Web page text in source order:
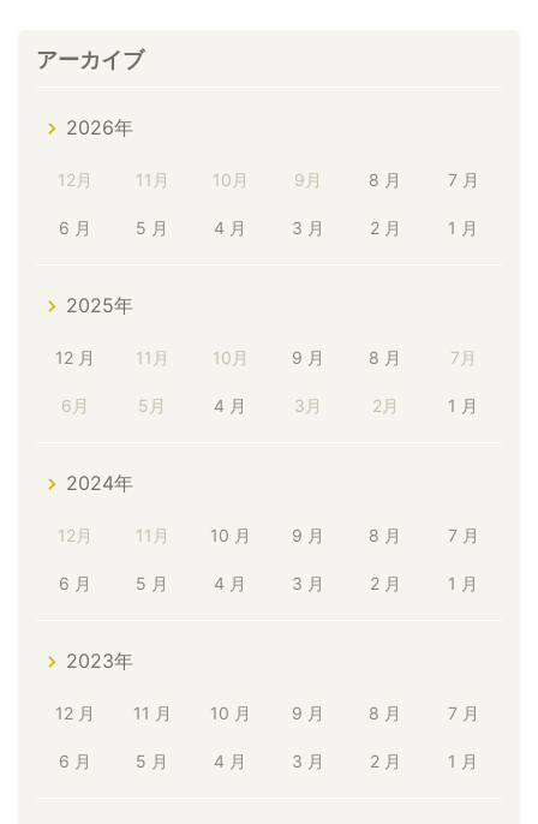
アーカイブ
2026年
12月 11月 10月 9月 8 月 7 月
6 月 5 月 4 月 3 月 2 月 1 月
2025年
12 月 11月 10月 9 月 8 月 7月
6月 5月 4 月 3月 2月 1 月
2024年
12月 11月 10 月 9 月 8 月 7 月
6 月 5 月 4 月 3 月 2 月 1 月
2023年
12 月 11 月 10 月 9 月 8 月 7 月
6 月 5 月 4 月 3 月 2 月 1 月